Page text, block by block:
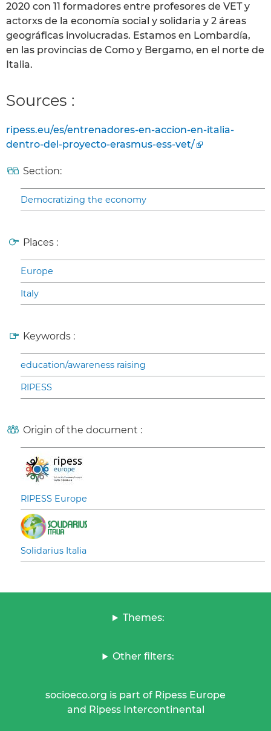
2020 con 11 formadores entre profesores de VET y
actorxs de la economía social y solidaria y 2 áreas
geográficas involucradas. Estamos en Lombardía,
en las provincias de Como y Bergamo, en el norte de
Italia.
Sources :
ripess.eu/es/entrenadores-en-accion-en-italia-
dentro-del-proyecto-erasmus-ess-vet/
Section:
Democratizing the economy
Places :
Europe
Italy
Keywords :
education/awareness raising
RIPESS
Origin of the document :
RIPESS Europe
Solidarius Italia
Themes:
Other filters:
socioeco.org is part of Ripess Europe
and Ripess Intercontinental